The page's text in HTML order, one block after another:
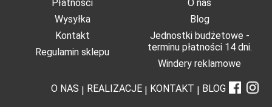
Płatności
Wysyłka
Kontakt
Regulamin sklepu
O nas
Blog
Jednostki budżetowe -
terminu płatności 14 dni.
Windery reklamowe
O NAS | REALIZACJE| KONTAKT | BLOG